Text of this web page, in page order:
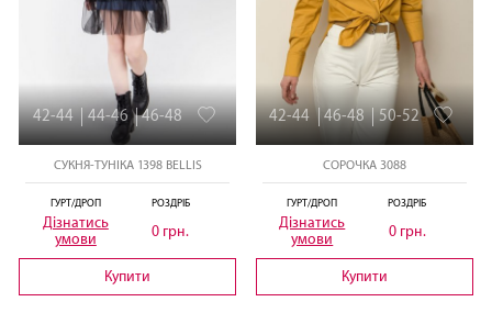
42-44 44-46 46-48
СУКНЯ-ТУНІКА 1398 BELLIS
ГУРТ/ДРОП
Дізнатись
умови
РОЗДРІБ
0 грн.
Купити
42-44 46-48 50-52
СОРОЧКА 3088
ГУРТ/ДРОП
Дізнатись
умови
РОЗДРІБ
0 грн.
Купити